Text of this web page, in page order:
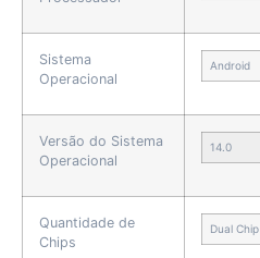
Sistema
Operacional
Android
Versão do Sistema
Operacional
14.0
Quantidade de
Chips
Dual Chip